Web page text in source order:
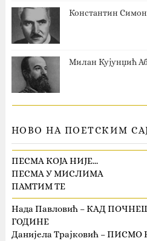
Константин
Милан Кујунџић
НОВО НА ПОЕТСКИМ
ПЕСМА КОЈА НИЈЕ…
ПЕСМА У МИСЛИМА
ПАМТИМ ТЕ
Нада Павловић – КАД
ГОДИНЕ
Данијела Трајковић –